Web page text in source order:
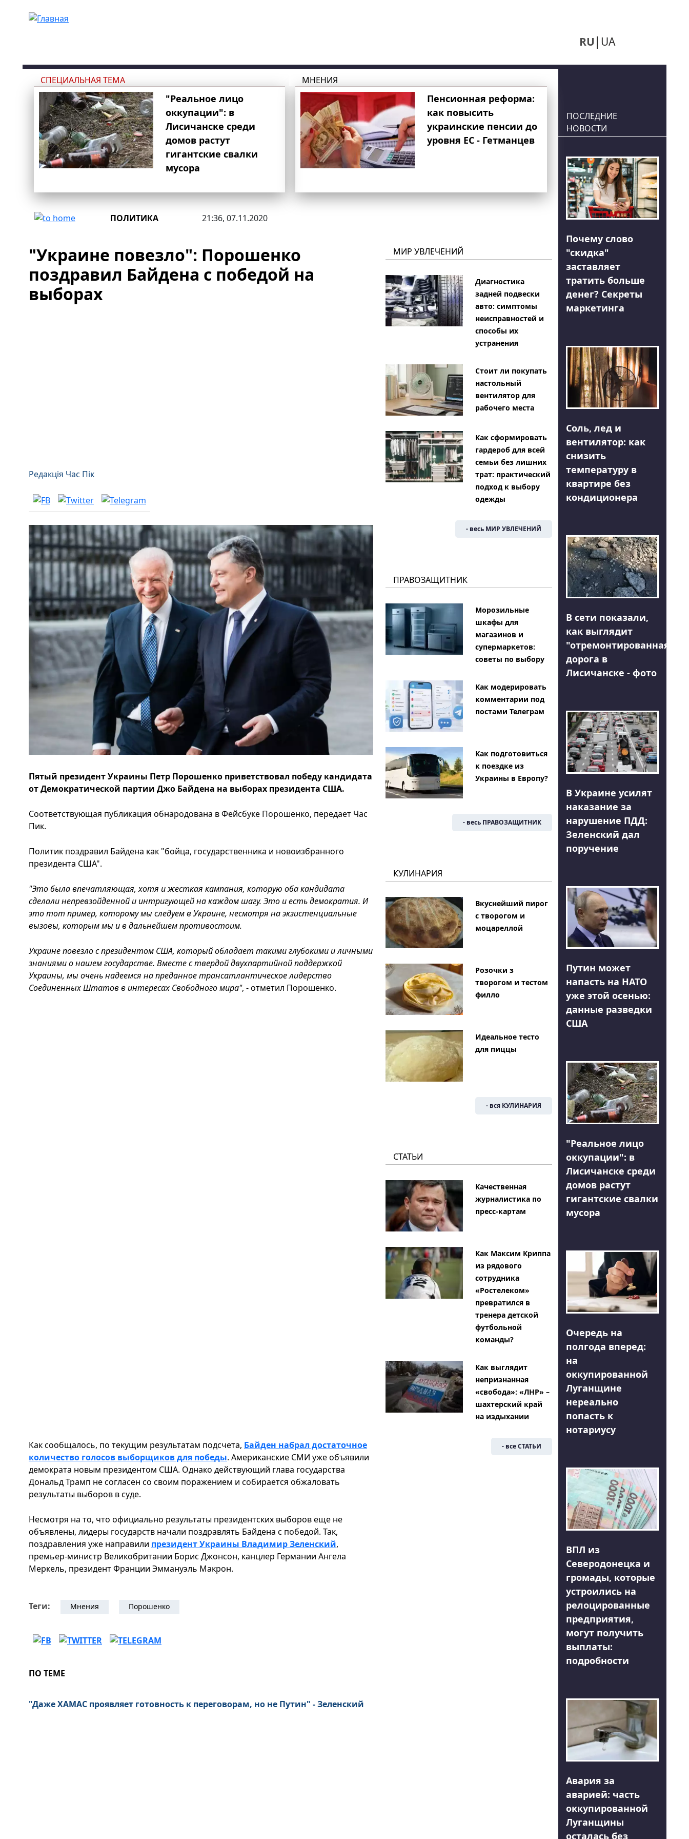
RU UA
СПЕЦИАЛЬНАЯ ТЕМА
"Реальное лицо
оккупации": в
Лисичанске среди
домов растут
гигантские свалки
мусора
МНЕНИЯ
Пенсионная реформа:
как повысить
украинские пенсии до
уровня ЕС - Гетманцев
ПОЛИТИКА 21:36, 07.11.2020
"Украине повезло": Порошенко
поздравил Байдена с победой на
выборах
Редакція Час Пік
Пятый президент Украины Петр Порошенко приветствовал победу кандидата
от Демократической партии Джо Байдена на выборах президента США.
Соответствующая публикация обнародована в Фейсбуке Порошенко, передает Час
Пик.
Политик поздравил Байдена как "бойца, государственника и новоизбранного
президента США".
"Это была впечатляющая, хотя и жесткая кампания, которую оба кандидата
сделали непревзойденной и интригующей на каждом шагу. Это и есть демократия. И
это тот пример, которому мы следуем в Украине, несмотря на экзистенциальные
вызовы, которым мы и в дальнейшем противостоим.
Украине повезло с президентом США, который обладает такими глубокими и личными
знаниями о нашем государстве. Вместе с твердой двухпартийной поддержкой
Украины, мы очень надеемся на преданное трансатлантическое лидерство
Соединенных Штатов в интересах Свободного мира", - отметил Порошенко.
Как сообщалось, по текущим результатам подсчета, Байден набрал достаточное
количество голосов выборщиков для победы. Американские СМИ уже объявили
демократа новым президентом США. Однако действующий глава государства
Дональд Трамп не согласен со своим поражением и собирается обжаловать
результаты выборов в суде.
Несмотря на то, что официально результаты президентских выборов еще не
объявлены, лидеры государств начали поздравлять Байдена с победой. Так,
поздравления уже направили президент Украины Владимир Зеленский,
премьер-министр Великобритании Борис Джонсон, канцлер Германии Ангела
Меркель, президент Франции Эммануэль Макрон.
Теги: Мнения Порошенко
ПО ТЕМЕ
"Даже ХАМАС проявляет готовность к переговорам, но не Путин" - Зеленский
МИР УВЛЕЧЕНИЙ
Диагностика
задней подвески
авто: симптомы
неисправностей и
способы их
устранения
Стоит ли покупать
настольный
вентилятор для
рабочего места
Как сформировать
гардероб для всей
семьи без лишних
трат: практический
подход к выбору
одежды
- весь МИР УВЛЕЧЕНИЙ
ПРАВОЗАЩИТНИК
Морозильные
шкафы для
магазинов и
супермаркетов:
советы по выбору
Как модерировать
комментарии под
постами Телеграм
Как подготовиться
к поездке из
Украины в Европу?
- весь ПРАВОЗАЩИТНИК
КУЛИНАРИЯ
Вкуснейший пирог
с творогом и
моцареллой
Розочки з
творогом и тестом
филло
Идеальное тесто
для пиццы
- вся КУЛИНАРИЯ
СТАТЬИ
Качественная
журналистика по
пресс-картам
Как Максим Криппа
из рядового
сотрудника
«Ростелеком»
превратился в
тренера детской
футбольной
команды?
Как выглядит
непризнанная
«свобода»: «ЛНР» –
шахтерский край
на издыхании
- все СТАТЬИ
ПОСЛЕДНИЕ
НОВОСТИ
Почему слово
"скидка"
заставляет
тратить больше
денег? Секреты
маркетинга
Соль, лед и
вентилятор: как
снизить
температуру в
квартире без
кондиционера
В сети показали,
как выглядит
"отремонтированная"
дорога в
Лисичанске - фото
В Украине усилят
наказание за
нарушение ПДД:
Зеленский дал
поручение
Путин может
напасть на НАТО
уже этой осенью:
данные разведки
США
"Реальное лицо
оккупации": в
Лисичанске среди
домов растут
гигантские свалки
мусора
Очередь на
полгода вперед:
на
оккупированной
Луганщине
нереально
попасть к
нотариусу
ВПЛ из
Северодонецка и
громады, которые
устроились на
релоцированные
предприятия,
могут получить
выплаты:
подробности
Авария за
аварией: часть
оккупированной
Луганщины
осталась без